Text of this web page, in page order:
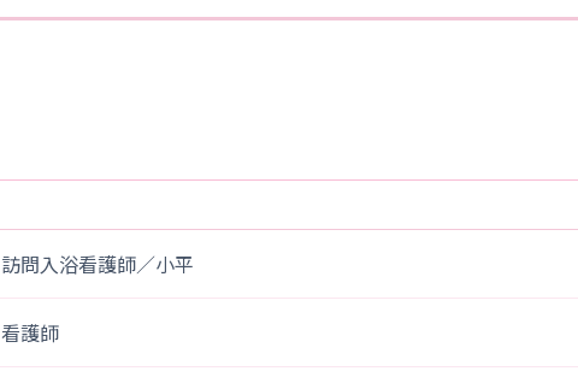
訪問入浴看護師／小平
看護師